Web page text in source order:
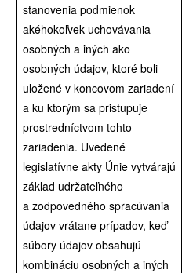
stanovenia podmienok
akéhokoľvek uchovávania
osobných a iných ako
osobných údajov, ktoré boli
uložené v koncovom zariadení
a ku ktorým sa pristupuje
prostredníctvom tohto
zariadenia. Uvedené
legislatívne akty Únie vytvárajú
základ udržateľného
a zodpovedného spracúvania
údajov vrátane prípadov, keď
súbory údajov obsahujú
kombináciu osobných a iných